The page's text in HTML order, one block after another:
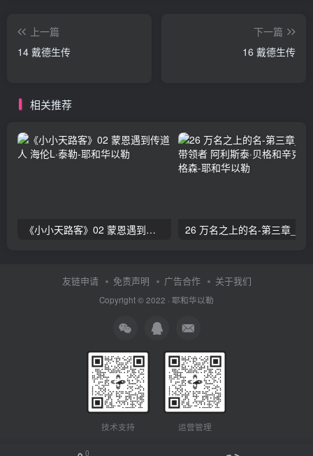
上一篇
14 戴德生传
下一篇
16 戴德生传
相关推荐
《小小天路客》02 蒙恩遇到传道人 海伦L·泰勒
友链申请 免责声明 广告合作 关于我们
Copyright © 2022 · 耶和华以勒
技术支持 运营管理
0